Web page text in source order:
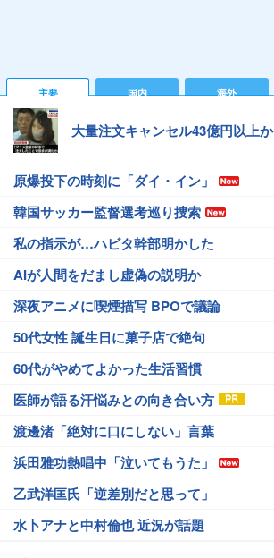
主要 国内 海外
大量注文キャンセル43億円以上か
原爆投下の時刻に「ダイ・イン」
韓国サッカー監督選考巡り捜索
私の指示が…ハビタ幹部明かした
AIが人間をだまし虚偽の説明か
深夜アニメに喫煙描写 BPOで議論
50代女性 誕生日に菓子店で絶句
60代がやめてよかった生活習慣
医師が語る汗悩みとの向き合い方
渡邊渚「絶対に口にしない」言葉
浜田雅功熱唱中「泣いてもうた」
乙武洋匡氏「逆差別だと思って」
水卜アナと中村倫也 近況が話題